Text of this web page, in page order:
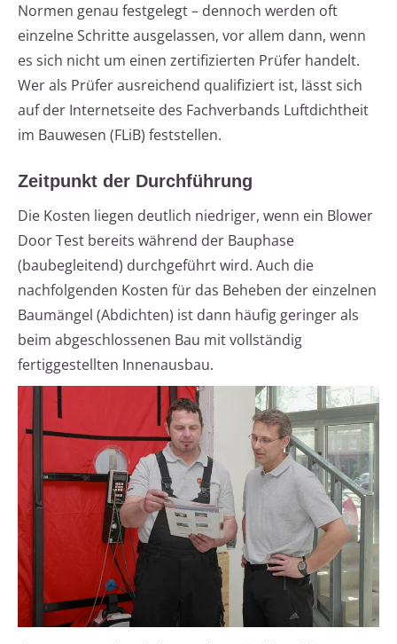
Normen genau festgelegt – dennoch werden oft
einzelne Schritte ausgelassen, vor allem dann, wenn
es sich nicht um einen zertifizierten Prüfer handelt.
Wer als Prüfer ausreichend qualifiziert ist, lässt sich
auf der Internetseite des Fachverbands Luftdichtheit
im Bauwesen (FLiB) feststellen.
Zeitpunkt der Durchführung
Die Kosten liegen deutlich niedriger, wenn ein Blower
Door Test bereits während der Bauphase
(baubegleitend) durchgeführt wird. Auch die
nachfolgenden Kosten für das Beheben der einzelnen
Baumängel (Abdichten) ist dann häufig geringer als
beim abgeschlossenen Bau mit vollständig
fertiggestellten Innenausbau.